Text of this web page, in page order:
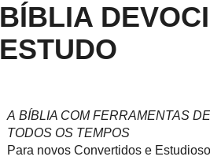
BÍBLIA
ESTUDO
A BÍBLIA COM FERRAMENTAS
TODOS OS TEMPOS
Para novos Convertidos e